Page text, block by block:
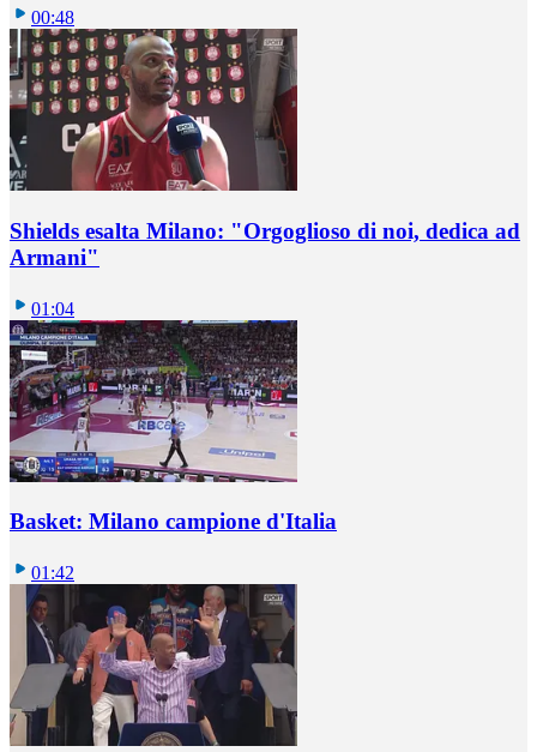
00:48
Shields esalta Milano: "Orgoglioso di noi, dedica ad
Armani"
01:04
Basket: Milano campione d'Italia
01:42